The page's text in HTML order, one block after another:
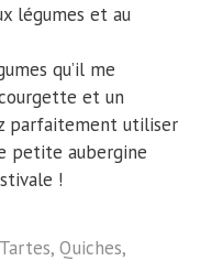
légumes et au
qu’il me
et un
parfaitement utiliser
petite aubergine
!
Tartes, Quiches,